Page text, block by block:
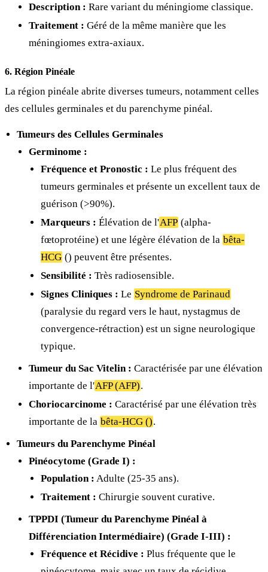
Description : Rare variant du méningiome classique.
Traitement : Géré de la même manière que les
méningiomes extra-axiaux.
6. Région Pinéale
La région pinéale abrite diverses tumeurs, notamment celles
des cellules germinales et du parenchyme pinéal.
Tumeurs des Cellules Germinales
Germinome :
Fréquence et Pronostic : Le plus fréquent des
tumeurs germinales et présente un excellent taux de
guérison (>90%).
Marqueurs : Élévation de l'AFP (alpha-
fœtoprotéine) et une légère élévation de la bêta-
HCG () peuvent être présentes.
Sensibilité : Très radiosensible.
Signes Cliniques : Le Syndrome de Parinaud
(paralysie du regard vers le haut, nystagmus de
convergence-rétraction) est un signe neurologique
typique.
Tumeur du Sac Vitelin : Caractérisée par une élévation
importante de l'AFP (AFP).
Choriocarcinome : Caractérisé par une élévation très
importante de la bêta-HCG ().
Tumeurs du Parenchyme Pinéal
Pinéocytome (Grade I) :
Population : Adulte (25-35 ans).
Traitement : Chirurgie souvent curative.
TPPDI (Tumeur du Parenchyme Pinéal à
Différenciation Intermédiaire) (Grade I-III) :
Fréquence et Récidive : Plus fréquente que le